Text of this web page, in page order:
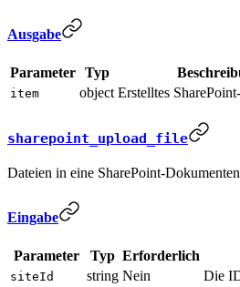
Ausgabe
Parameter Typ
item object Erstelltes
sharepoint_upload_file
Dateien in eine SharePoint-
Eingabe
Parameter Typ Erforderlich
siteId string Nein Die